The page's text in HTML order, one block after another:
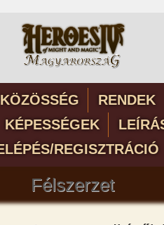
KÖZÖSSÉG
RENDEK
KÉPESSÉGEK
REGISZTRÁCIÓ
Félszerzet